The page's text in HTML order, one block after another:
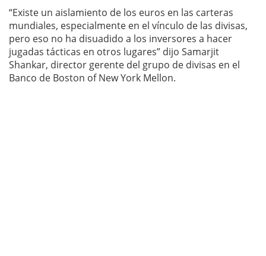
“Existe un aislamiento de los euros en las carteras
mundiales, especialmente en el vínculo de las divisas,
pero eso no ha disuadido a los inversores a hacer
jugadas tácticas en otros lugares” dijo Samarjit
Shankar, director gerente del grupo de divisas en el
Banco de Boston of New York Mellon.